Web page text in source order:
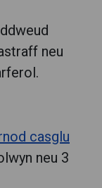
neu
casglu
neu 3